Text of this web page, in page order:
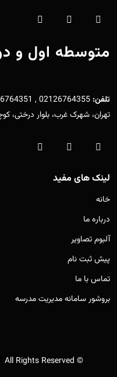
متوسطه اول و
تلفن: 02126764355 , 02126764351
تهران، شهرک غرب، بلوار درختی،
لینک های مفید
خانه
درباره ما
آلبوم تصاویر
پیش ثبت نام
تماس با ما
بروشور سامانه مدیریت مدرسه
©
All Rights Reserved